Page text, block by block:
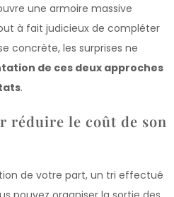
une armoire massive
à fait judicieux de compléter
concrète, les surprises ne
de ces deux approches
.
réduire le coût de son
de votre part, un tri effectué